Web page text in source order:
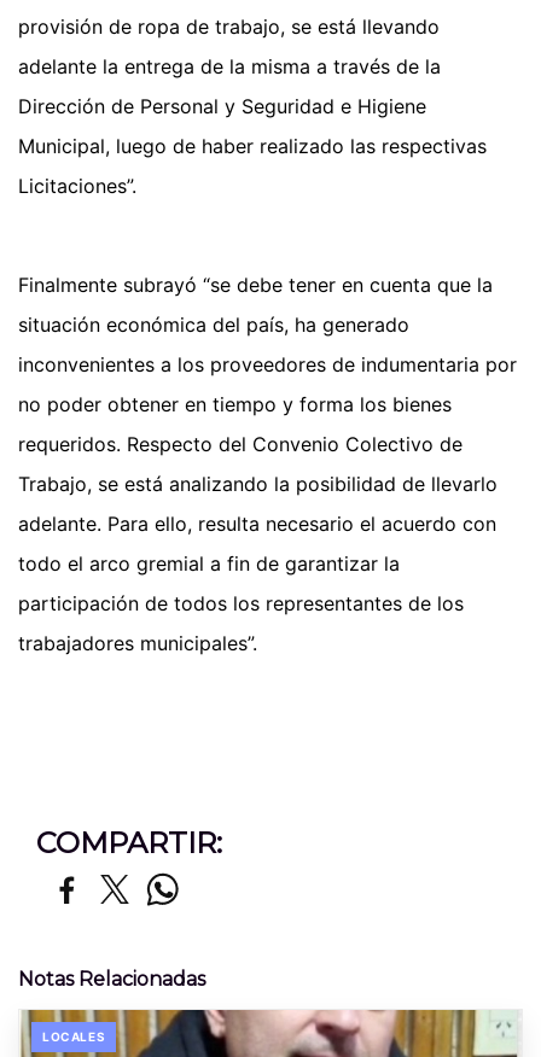
provisión de ropa de trabajo, se está llevando
adelante la entrega de la misma a través de la
Dirección de Personal y Seguridad e Higiene
Municipal, luego de haber realizado las respectivas
Licitaciones”.
Finalmente subrayó “se debe tener en cuenta que la
situación económica del país, ha generado
inconvenientes a los proveedores de indumentaria por
no poder obtener en tiempo y forma los bienes
requeridos. Respecto del Convenio Colectivo de
Trabajo, se está analizando la posibilidad de llevarlo
adelante. Para ello, resulta necesario el acuerdo con
todo el arco gremial a fin de garantizar la
participación de todos los representantes de los
trabajadores municipales”.
COMPARTIR:
Notas Relacionadas
LOCALES